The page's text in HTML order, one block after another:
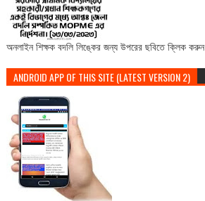
অনলাইন শিক্ষক বদলি লিঙ্কের জন্য উপরের ছবিতে ক্লিক করুন
ANDROID APP OF THIS SITE (LATEST VERSION 2)